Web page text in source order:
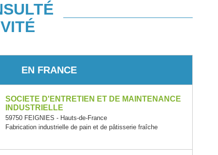
EN FRANCE
SOCIETE D'ENTRETIEN ET DE MAINTENANCE
INDUSTRIELLE
59750 FEIGNIES - Hauts-de-France
Fabrication industrielle de pain et de pâtisserie fraîche